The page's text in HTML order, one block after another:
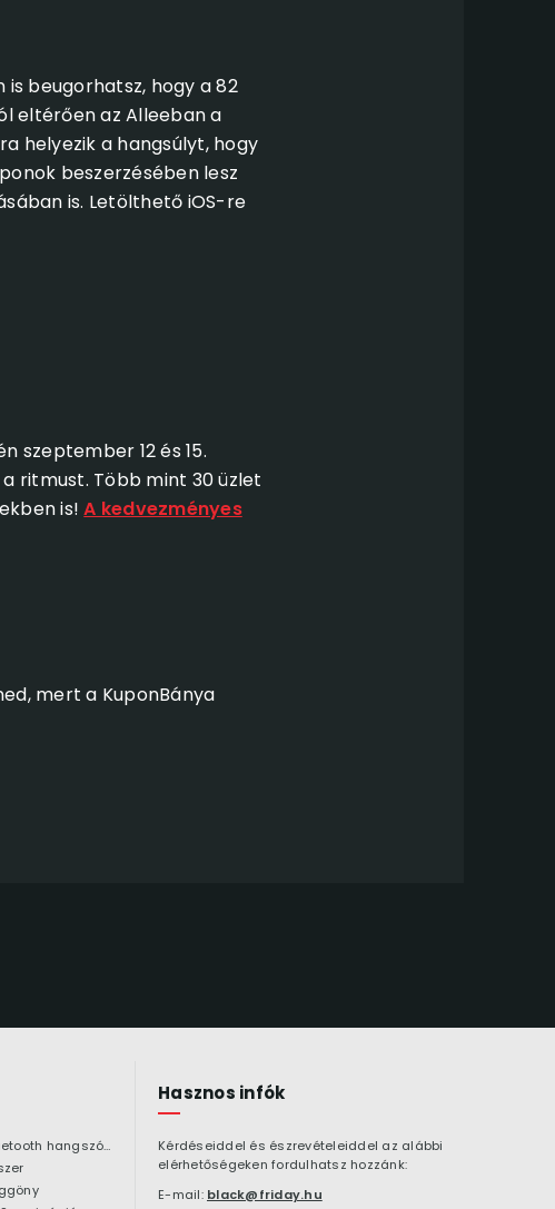
beugorhatsz, hogy a 82
eltérően az Alleeban a
helyezik a hangsúlyt, hogy
beszerzésében lesz
is. Letölthető iOS-re
szeptember 12 és 15.
ritmust. Több mint 30 üzlet
is!A kedvezményes
mert a KuponBánya
Bluetooth hangszóró
Hasznos infók
Kérdéseiddel és észrevételeiddel az alábbi
elérhetőségeken fordulhatsz hozzánk:
E-mail: black@friday.hu